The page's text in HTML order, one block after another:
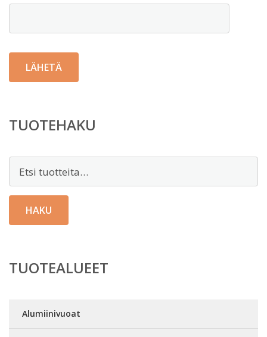
TUOTEHAKU
HAKU
TUOTEALUEET
Alumiinivuoat